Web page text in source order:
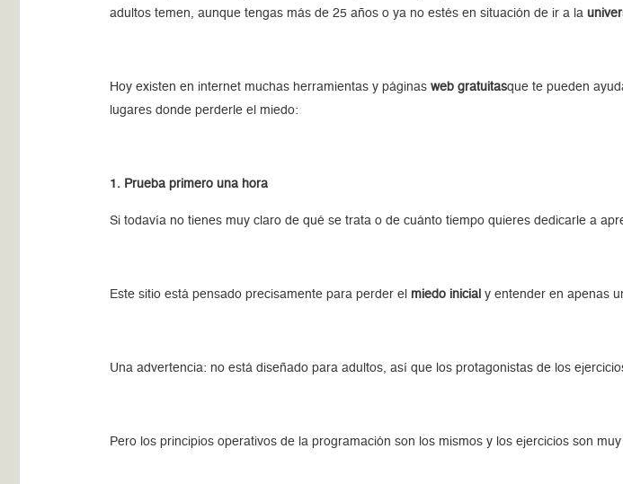
adultos temen, aunque tengas más de 25 años o ya no estés en situación de ir a la
Hoy existen en internet muchas herramientas y páginasweb gratuitasque te pueden
lugares donde perderle el miedo:
1. Prueba primero una hora
Si todavía no tienes muy claro de qué se trata o de cuánto tiempo quieres dedicarle a
Este sitio está pensado precisamente para perder el miedo inicial y entender en apenas
Una advertencia: no está diseñado para adultos, así que los protagonistas de los
Pero los principios operativos de la programación son los mismos y los ejercicios son